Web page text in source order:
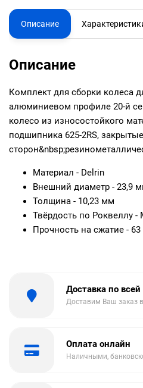
Описание
Описание
Комплект для сборки колеса
алюминиевом профиле 20-й
колесо из износостойкого
подшипника 625-2RS,
Материал - Delrin
Внешний диаметр - 23,9
Толщина - 10,23 мм
Твёрдость по Роквеллу -
Прочность на сжатие -
Доставка по
Доставим Ваш заказ
Оплата онлайн
Наличными,